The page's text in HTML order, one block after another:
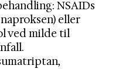
NSAIDs
eller
ved milde til